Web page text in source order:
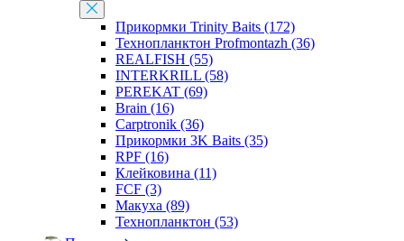
Прикормки Trinity Baits (172)
Технопланктон Profmontazh (36)
REALFISH (55)
INTERKRILL (58)
PEREKAT (69)
Brain (16)
Carptronik (36)
Прикормки 3K Baits (35)
RPF (16)
Клейковина (11)
FCF (3)
Макуха (89)
Технопланктон (53)